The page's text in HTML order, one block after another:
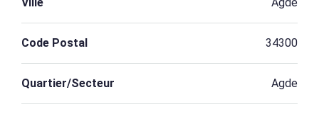
Code Postal 34300
Quartier/Secteur Agde